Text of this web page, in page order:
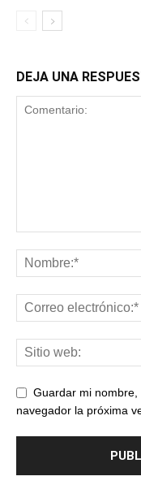
DEJA UNA
Guardar mi
navegador la próxima